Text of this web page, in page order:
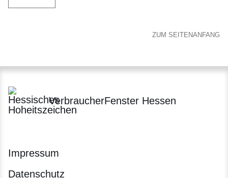
ZUM SEITENANFANG
VerbraucherFenster Hessen
Impressum
Datenschutz